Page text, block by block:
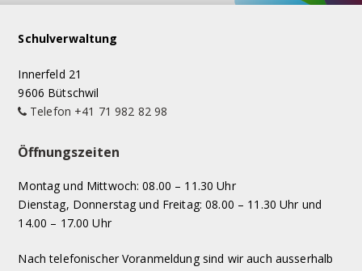
Schulverwaltung
Innerfeld 21
9606 Bütschwil
Telefon +41 71 982 82 98
Öffnungszeiten
Montag und Mittwoch: 08.00 – 11.30 Uhr
Dienstag, Donnerstag und Freitag: 08.00 – 11.30 Uhr und
14.00 – 17.00 Uhr
Nach telefonischer Voranmeldung sind wir auch ausserhalb